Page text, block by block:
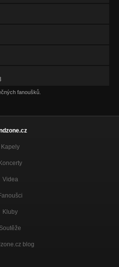
fanoušků.
Kapely
Koncerty
Videa
Kluby
Soutěže
blog